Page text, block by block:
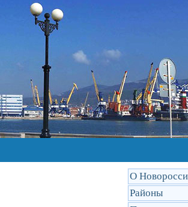
О
Районы